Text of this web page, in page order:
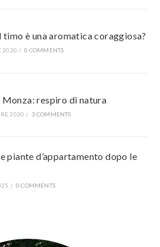
timo è una aromatica coraggiosa?
2020 / 0 COMMENTS
Monza: respiro di natura
2020 / 3 COMMENTS
piante d’appartamento dopo le
/ 0 COMMENTS